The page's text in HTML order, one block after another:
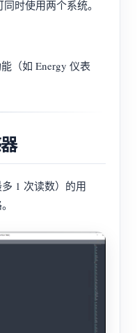
时使用两个系统。
（如 Energy 仪表
1 次读数）的用